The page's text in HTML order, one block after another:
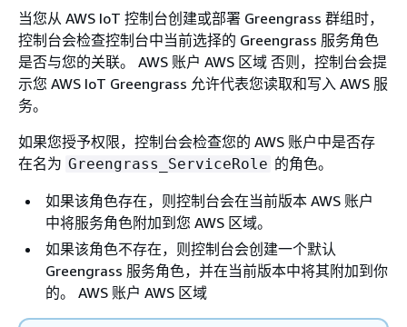
当您从 AWS IoT 控制台创建或部署 Greengrass 群组时，
控制台会检查控制台中当前选择的 Greengrass 服务角色
是否与您的关联。 AWS 账户 AWS 区域 否则，控制台会提
示您 AWS IoT Greengrass 允许代表您读取和写入 AWS 服
务。
如果您授予权限，控制台会检查您的 AWS 账户中是否存
在名为 Greengrass_ServiceRole 的角色。
如果该角色存在，则控制台会在当前版本 AWS 账户
中将服务角色附加到您 AWS 区域。
如果该角色不存在，则控制台会创建一个默认
Greengrass 服务角色，并在当前版本中将其附加到你
的。 AWS 账户 AWS 区域